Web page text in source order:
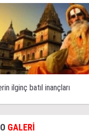
ilginç batıl inançları
GALERİ